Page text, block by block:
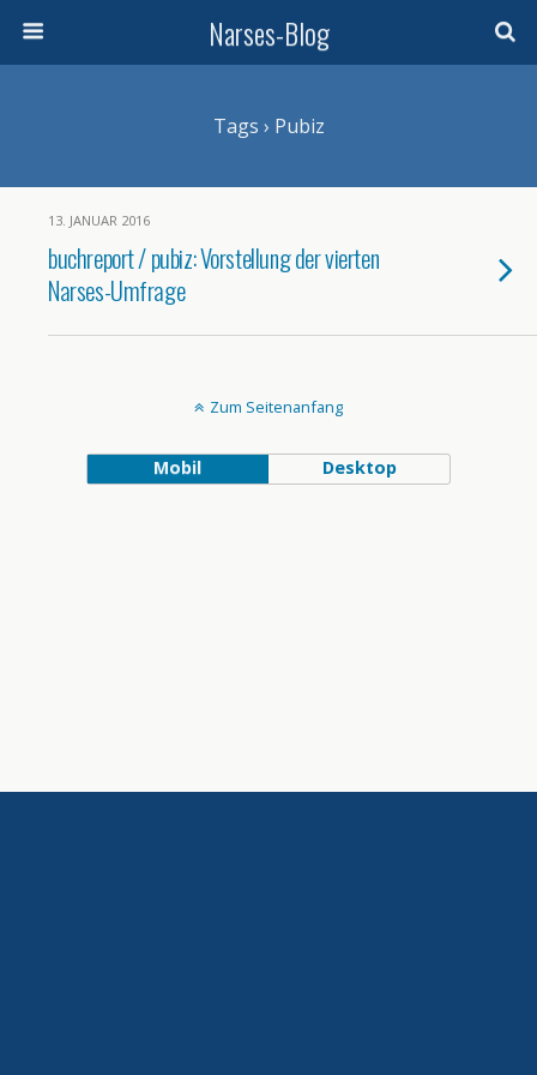
Narses-Blog
Tags › Pubiz
13. JANUAR 2016
buchreport / pubiz: Vorstellung der vierten
Narses-Umfrage
Zum Seitenanfang
Mobil Desktop